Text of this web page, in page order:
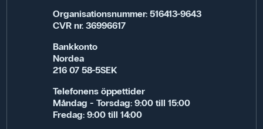
Organisationsnummer: 516413-9643
CVR nr. 36996617
Bankkonto
Nordea
216 07 58-5SEK
Telefonens öppettider
Måndag - Torsdag: 9:00 till 15:00
Fredag: 9:00 till 14:00